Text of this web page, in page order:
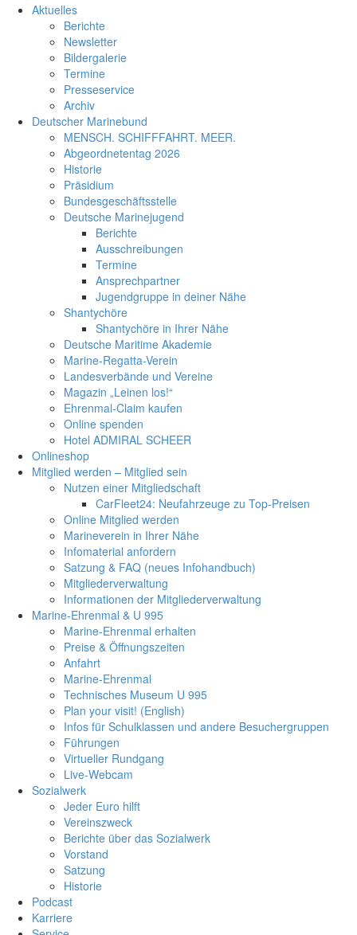
Aktuelles
Berichte
Newsletter
Bildergalerie
Termine
Presseservice
Archiv
Deutscher Marinebund
MENSCH. SCHIFFFAHRT. MEER.
Abgeordnetentag 2026
Historie
Präsidium
Bundesgeschäftsstelle
Deutsche Marinejugend
Berichte
Ausschreibungen
Termine
Ansprechpartner
Jugendgruppe in deiner Nähe
Shantychöre
Shantychöre in Ihrer Nähe
Deutsche Maritime Akademie
Marine-Regatta-Verein
Landesverbände und Vereine
Magazin „Leinen los!“
Ehrenmal-Claim kaufen
Online spenden
Hotel ADMIRAL SCHEER
Onlineshop
Mitglied werden – Mitglied sein
Nutzen einer Mitgliedschaft
CarFleet24: Neufahrzeuge zu Top-Preisen
Online Mitglied werden
Marineverein in Ihrer Nähe
Infomaterial anfordern
Satzung & FAQ (neues Infohandbuch)
Mitgliederverwaltung
Informationen der Mitgliederverwaltung
Marine-Ehrenmal & U 995
Marine-Ehrenmal erhalten
Preise & Öffnungszeiten
Anfahrt
Marine-Ehrenmal
Technisches Museum U 995
Plan your visit! (English)
Infos für Schulklassen und andere Besuchergruppen
Führungen
Virtueller Rundgang
Live-Webcam
Sozialwerk
Jeder Euro hilft
Vereinszweck
Berichte über das Sozialwerk
Vorstand
Satzung
Historie
Podcast
Karriere